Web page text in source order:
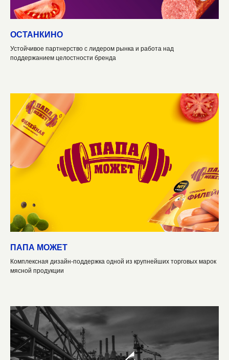
ОСТАНКИНО
Устойчивое партнерство с лидером рынка и работа над
поддержанием целостности бренда
ПАПА МОЖЕТ
Комплексная дизайн-поддержка одной из крупнейших торговых марок
мясной продукции